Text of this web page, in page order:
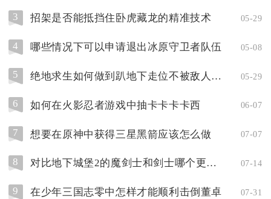
3 招架是否能抵挡住卧虎藏龙的精准技术 05-29
4 哪些情况下可以申请退出冰原守卫者队伍 05-08
5 绝地求生如何做到趴地下走位不被敌人发现 05-29
6 如何在火影忍者游戏中抽卡卡卡卡西 06-07
7 想要在原神中获得三星黑箭应该怎么做 07-07
8 对比地下城堡2的魔剑士和剑士哪个更坚强 07-14
9 在少年三国志零中怎样才能顺利击倒董卓 07-31